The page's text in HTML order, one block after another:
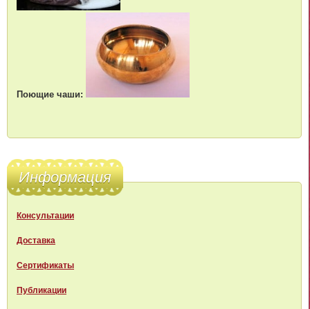
Поющие чаши:
Информация
Консультации
Доставка
Сертификаты
Публикации